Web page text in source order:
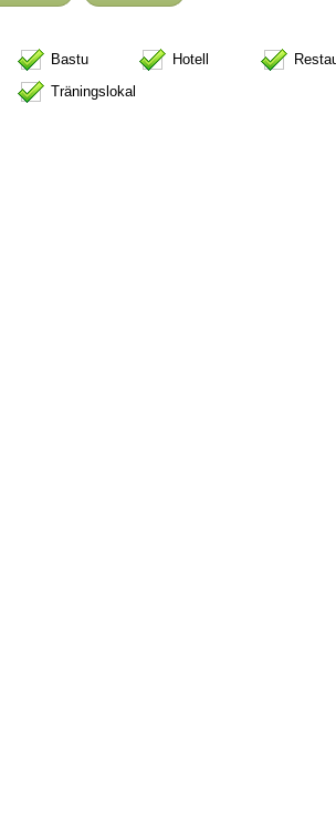
Bastu Hotell
Träningslokal